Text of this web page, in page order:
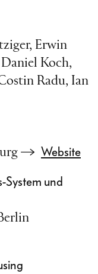
Erwin
Koch,
Radu, Ian
Website
System und